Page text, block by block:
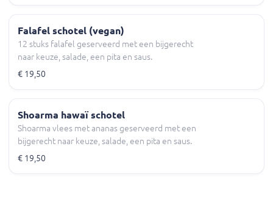
Falafel schotel (vegan)
12 stuks falafel geserveerd met een bijgerecht
naar keuze, salade, een pita en saus.
€ 19,50
Shoarma hawaï schotel
Shoarma vlees met ananas geserveerd met een
bijgerecht naar keuze, salade, een pita en saus.
€ 19,50